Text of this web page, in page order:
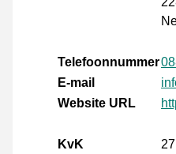
Telefoonnummer
E-mail
Website URL
KvK